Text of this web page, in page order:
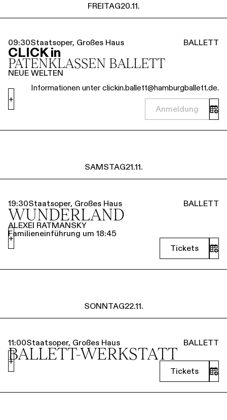
FREITAG20.11.
09:30Staatsoper, Großes Haus BALLETT
CLICK in
PATENKLASSEN BALLETT
NEUE WELTEN
Informationen unter clickin.ballett@hamburgballett.de.
Anmeldung
+
SAMSTAG21.11.
19:30Staatsoper, Großes Haus BALLETT
WUNDERLAND
ALEXEI RATMANSKY
Familieneinführung um 18:45
Tickets
+
SONNTAG22.11.
11:00Staatsoper, Großes Haus BALLETT
BALLETT-WERKSTATT
Tickets
+